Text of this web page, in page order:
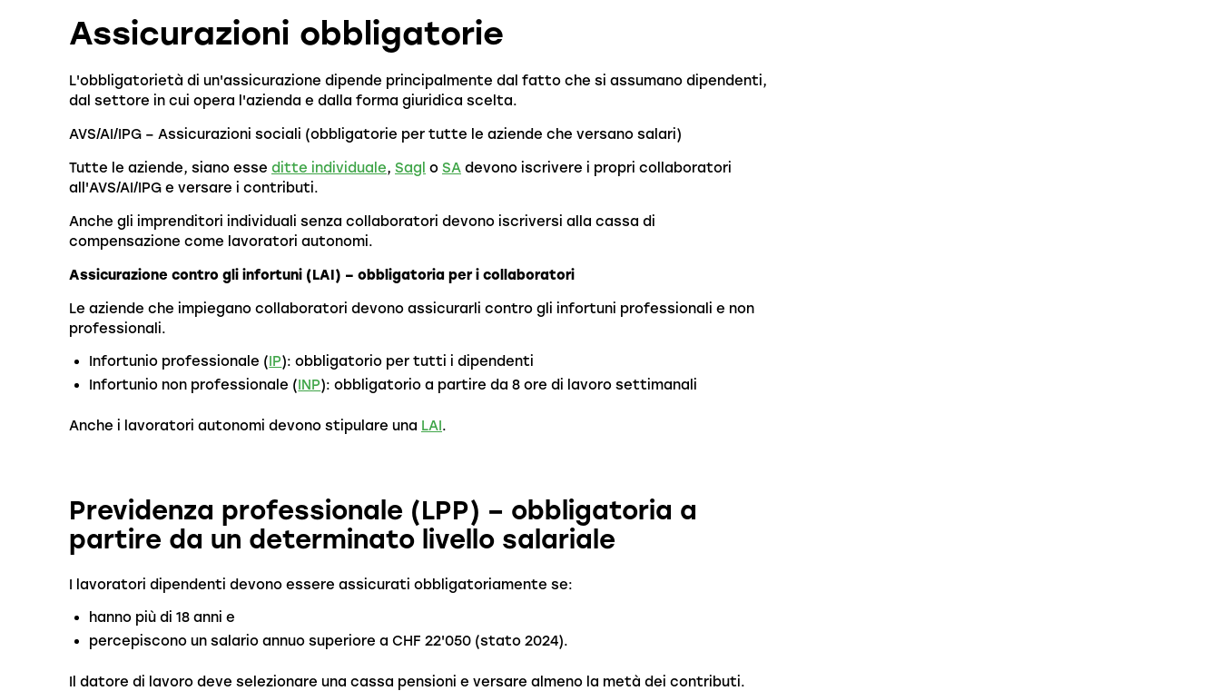
Assicurazioni obbligatorie
L'obbligatorietà di un'assicurazione dipende principalmente dal fatto che si assumano dipendenti,
dal settore in cui opera l'azienda e dalla forma giuridica scelta.
AVS/AI/IPG – Assicurazioni sociali (obbligatorie per tutte le aziende che versano salari)
Tutte le aziende, siano esse ditte individuale, Sagl o SA devono iscrivere i propri collaboratori
all'AVS/AI/IPG e versare i contributi.
Anche gli imprenditori individuali senza collaboratori devono iscriversi alla cassa di
compensazione come lavoratori autonomi.
Assicurazione contro gli infortuni (LAI) – obbligatoria per i collaboratori
Le aziende che impiegano collaboratori devono assicurarli contro gli infortuni professionali e non
professionali.
Infortunio professionale ( IP): obbligatorio per tutti i dipendenti
Infortunio non professionale (INP): obbligatorio a partire da 8 ore di lavoro settimanali
Anche i lavoratori autonomi devono stipulare una LAI.
Previdenza professionale (LPP) – obbligatoria a
partire da un determinato livello salariale
I lavoratori dipendenti devono essere assicurati obbligatoriamente se:
hanno più di 18 anni e
percepiscono un salario annuo superiore a CHF 22'050 (stato 2024).
Il datore di lavoro deve selezionare una cassa pensioni e versare almeno la metà dei contributi.